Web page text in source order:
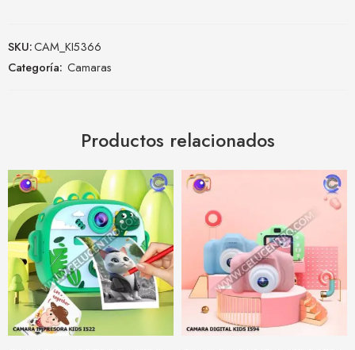
SKU:CAM_KI5366
Categoría: Camaras
Productos relacionados